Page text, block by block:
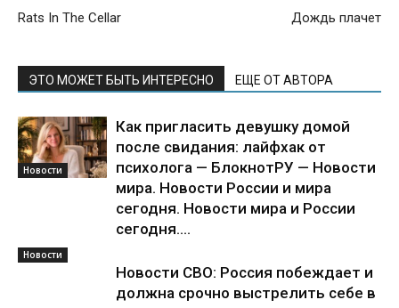
Rats In The Cellar Дождь плачет
ЭТО МОЖЕТ БЫТЬ ИНТЕРЕСНО ЕЩЕ ОТ АВТОРА
Новости
Как пригласить девушку домой
после свидания: лайфхак от
психолога — БлокнотРУ — Новости
мира. Новости России и мира
сегодня. Новости мира и России
сегодня....
Новости
Новости СВО: Россия побеждает и
должна срочно выстрелить себе в